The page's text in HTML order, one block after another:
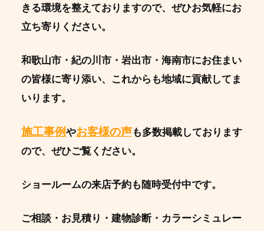
きる環境を整えておりますので、ぜひお気軽にお
立ち寄りください。
和歌山市・紀の川市・岩出市・海南市にお住まい
の皆様に寄り添い、これからも地域に貢献してま
いります。
施工事例やお客様の声も多数掲載しております
ので、ぜひご覧ください。
ショールームの来店予約も随時受付中です。
ご相談・お見積り・建物診断・カラーシミュレー